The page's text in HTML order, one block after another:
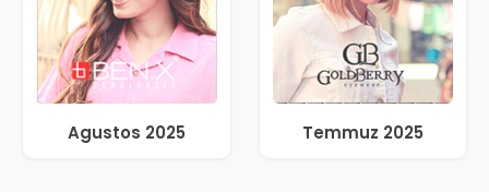
Agustos 2025 Temmuz 2025